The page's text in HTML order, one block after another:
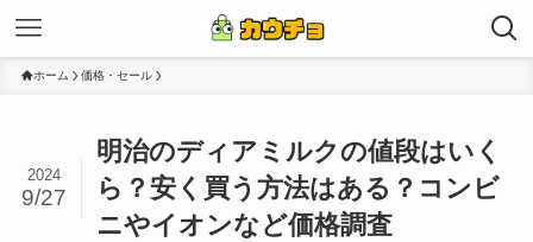
ホーム 価格・セール
明治のディアミルクの値段はいく
ら？安く買う方法はある？コンビ
ニやイオンなど価格調査
2024
9/27